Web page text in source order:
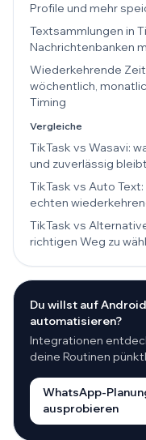
Profile und mehr
Textsammlungen in
Nachrichtenbanken
Wiederkehrende
wöchentlich,
Timing
Vergleiche
TikTask vs Wasavi:
und zuverlässig bleibt
TikTask vs Auto
echten
TikTask vs
richtigen Weg zu
Du willst auf
automatisieren?
Integrationen
deine Routinen
WhatsApp-
ausprobieren